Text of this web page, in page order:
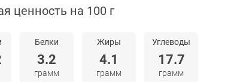
ценность на 100 г
Белки
3.2
грамм
Жиры
4.1
грамм
Углеводы
17.7
грамм